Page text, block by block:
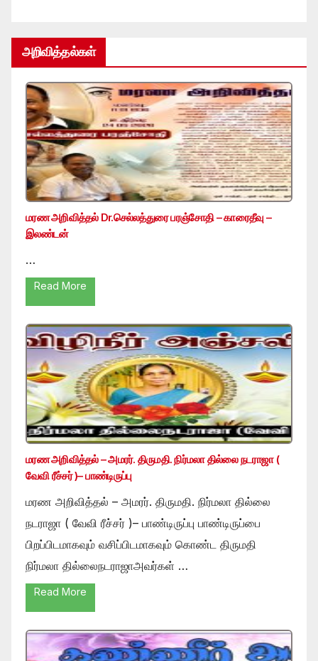
அறிவித்தல்கள்
மரண அறிவித்தல் Dr.செல்லத்துரை பரஞ்சோதி – காரைதீவு –
இலண்டன்
…
Read More
மரண அறிவித்தல் – அமரர். திருமதி. நிர்மலா தில்லை நடராஜா (
வேவி ரீச்சர் )– பாண்டிருப்பு
மரண அறிவித்தல் – அமரர். திருமதி. நிர்மலா தில்லை
நடராஜா ( வேவி ரீச்சர் )– பாண்டிருப்பு பாண்டிருப்பை
பிறப்பிடமாகவும் வசிப்பிடமாகவும் கொண்ட திருமதி
நிர்மலா தில்லைநடராஜாஅவர்கள் …
Read More